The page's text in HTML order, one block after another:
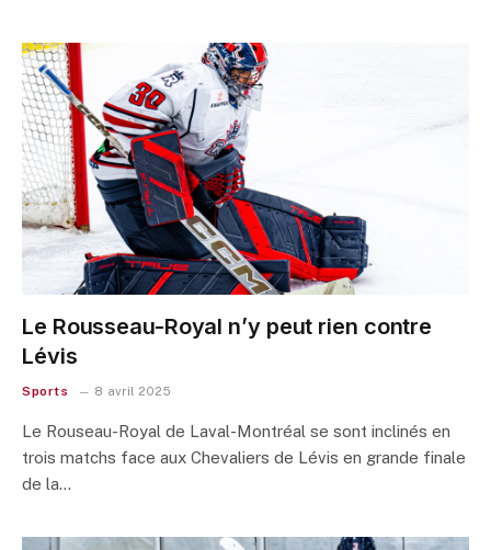
Le Rousseau-Royal n’y peut rien contre
Lévis
Sports 8 avril 2025
Le Rouseau-Royal de Laval-Montréal se sont inclinés en
trois matchs face aux Chevaliers de Lévis en grande finale
de la…